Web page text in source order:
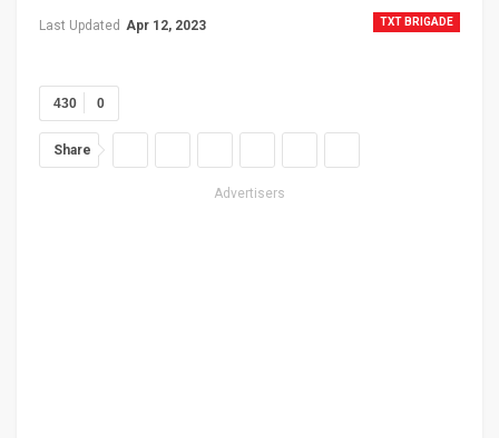
TXT BRIGADE
Last Updated Apr 12, 2023
0
430
Share
Advertisers